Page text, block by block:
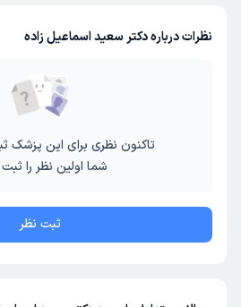
نظرات درباره دکتر سعید اسماعیل زاده
تاکنون نظری برای این پزشک
شما اولین نظر را
ثبت نظر